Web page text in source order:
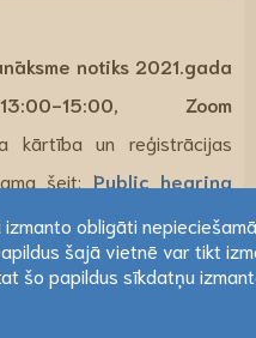
obligāti
šajā vietnē var tikt
notiks 2021.gada
15:00, Zoom
kārtība un reģistrācijas
šeit: Public hearing
.Reģistrācija sanāksmei
aizpildīt aptauju angļu
obligāti
šajā vietnē var tikt
šo papildus sīkdatņu